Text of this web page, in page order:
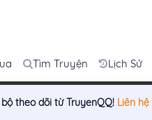
Tìm Truyện Lịch Sử
theo dõi từ TruyenQQ! Liên hệ